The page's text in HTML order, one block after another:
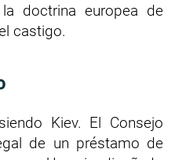
doctrina europea de
castigo.
Kiev. El Consejo
de un préstamo de